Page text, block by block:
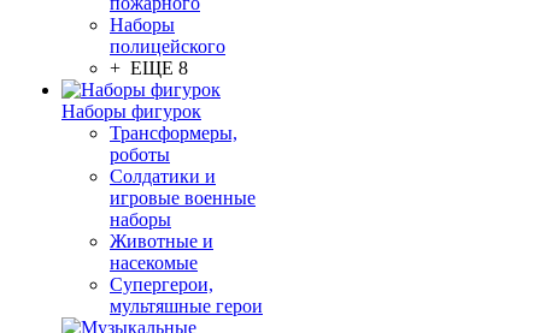
Наборы
полицейского
+ ЕЩЕ 8
Наборы фигурок
Трансформеры,
роботы
Солдатики и
игровые военные
наборы
Животные и
насекомые
Супергерои,
мультяшные герои